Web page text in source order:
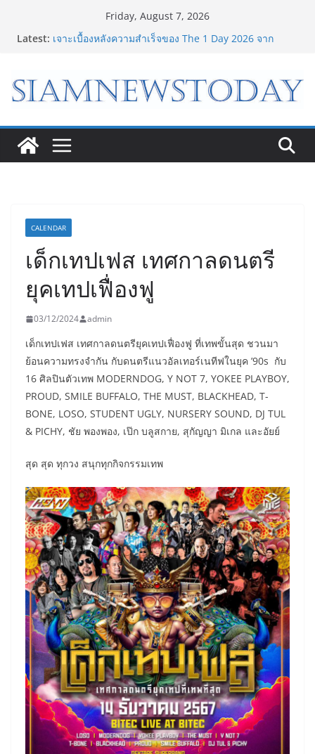
Friday, August 7, 2026
Latest: Bambu Lab เปิด Bambu World และ Authorized
เจาะเบื้องหลังความสำเร็จของ The 1 Day 2026 จาก
แคมเปญสู่ Shopping Phenomenon ของไทย
แห่งปี พบ CEO “ดร.ปิยะวัฒน์” ถ่ายทอดวิสัยทัศน์ธุรกิจ
พร้อมฟรีคอนเสิร์ต “โชค รถแห่” ยกวง
“ดีโด้” คว้ารางวัล Marketeer ตอกย้ำผู้นำตลาดน้ำผลไม้
Non 100% ครองที่ 1 ในใจผู้บริโภค 8 ปีซ้อน
CALENDAR
เด็กเทปเฟส เทศกาลดนตรี
ยุคเทปเฟื่องฟู
03/12/2024 admin
เด็กเทปเฟส เทศกาลดนตรียุคเทปเฟื่องฟู ที่เทพขั้นสุด ชวนมา
ย้อนความทรงจำกัน กับดนตรีแนวอัลเทอร์เนทีฟในยุค ’90s กับ
16 ศิลปินตัวเทพ MODERNDOG, Y NOT 7, YOKEE PLAYBOY,
PROUD, SMILE BUFFALO, THE MUST, BLACKHEAD, T-
BONE, LOSO, STUDENT UGLY, NURSERY SOUND, DJ TUL
& PICHY, ชัย พองพอง, เป๊ก บลูสกาย, สุกัญญา มิเกล และอัยย์
สุด สุด ทุกวง สนุกทุกกิจกรรมเทพ